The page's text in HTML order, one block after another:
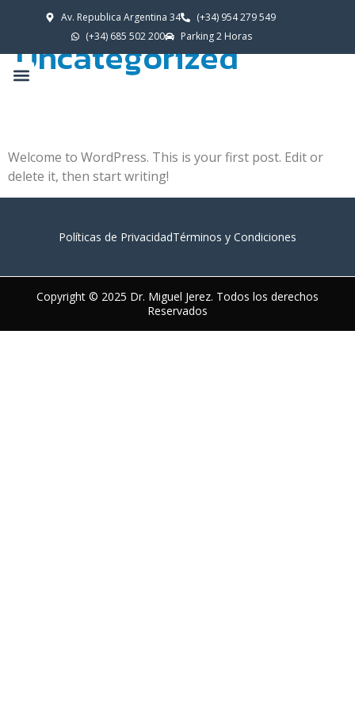
Av. Republica Argentina 34
(+34) 954 279 549‬
(+34) 685 502 200‬
Parking 2 Horas
Categoría:
Uncategorized
Welcome to WordPress. This is your first post. Edit or
delete it, then start writing!
Políticas de PrivacidadTérminos y Condiciones
Copyright © 2025 Dr. Miguel Jerez. Todos los derechos
Reservados